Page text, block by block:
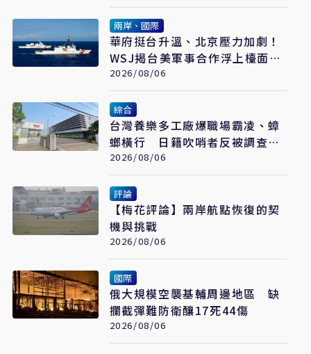
兩岸、國際
華府挺台升溫、北京壓力加劇！
WSJ揭台美軍事合作浮上檯面
翁履中：台灣更要算清安全成本
2026/08/06
綜合
台灣養樂多工廠爆職場霸凌、蟑
螂橫行 日籍吹哨者反被調查罹
憂鬱症
2026/08/06
評論
【梅花評論】兩岸航點恢復的契
機與挑戰
2026/08/06
國際
俄大規模空襲基輔周邊地區 缺
攔截彈難防衛釀17死44傷
2026/08/06